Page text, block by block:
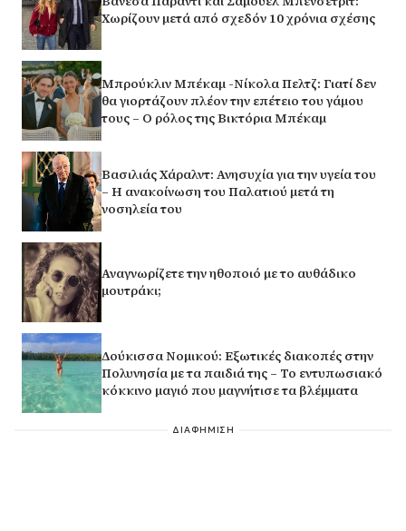
Χωρίζουν μετά από σχεδόν 10 χρόνια σχέσης
Μπρούκλιν Μπέκαμ -Νίκολα Πελτζ: Γιατί δεν
θα γιορτάζουν πλέον την επέτειο του γάμου
τους – Ο ρόλος της Βικτόρια Μπέκαμ
Βασιλιάς Χάραλντ: Ανησυχία για την υγεία του
– Η ανακοίνωση του Παλατιού μετά τη
νοσηλεία του
Αναγνωρίζετε την ηθοποιό με το αυθάδικο
μουτράκι;
Δούκισσα Νομικού: Εξωτικές διακοπές στην
Πολυνησία με τα παιδιά της – Το εντυπωσιακό
κόκκινο μαγιό που μαγνήτισε τα βλέμματα
ΔΙΑΦΗΜΙΣΗ